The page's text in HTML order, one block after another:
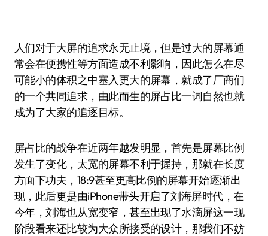
人们对于大屏的追求永无止境，但是过大的屏幕通
常会在便携性等方面造成不利影响，因此怎么在尽
可能小的体积之中塞入更大的屏幕，就成了厂商们
的一个共同追求，由此而生的屏占比一词自然也就
成为了大家的追逐目标。
屏占比的战争在近两年越发明显，首先是屏幕比例
发生了变化，太宽的屏幕不利于握持，那就在长度
方面下功夫，18:9甚至更高比例的屏幕开始逐渐出
现，此后更是由iPhone带头开启了刘海屏时代，在
今年，刘海也从宽变窄，甚至出现了水滴屏这一现
阶段看来还比较为大众所接受的设计，那我们不妨